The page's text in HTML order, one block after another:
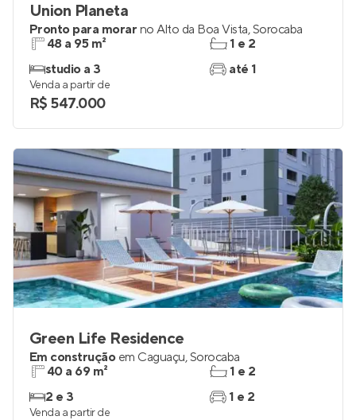
Union Planeta
Pronto para morar no Alto da Boa Vista,Sorocaba
48 a 95 m²
studio a 3
1 e 2
até 1
Venda a partir de
R$ 547.000
Green Life Residence
Em construção em Caguaçu,Sorocaba
40 a 69 m²
2 e 3
1 e 2
1 e 2
Venda a partir de